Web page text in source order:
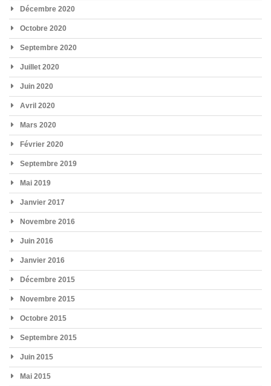
Décembre 2020
Octobre 2020
Septembre 2020
Juillet 2020
Juin 2020
Avril 2020
Mars 2020
Février 2020
Septembre 2019
Mai 2019
Janvier 2017
Novembre 2016
Juin 2016
Janvier 2016
Décembre 2015
Novembre 2015
Octobre 2015
Septembre 2015
Juin 2015
Mai 2015